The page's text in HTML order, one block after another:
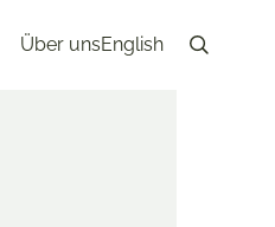
Über unsEnglish Search